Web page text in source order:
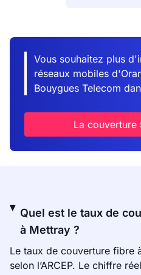
Vous souhaitez plus
réseaux mobiles
Bouygues Telecom
La couverture
Quel est le taux de
à Mettray ?
Le taux de couverture fibre
selon l’ARCEP. Le chiffre